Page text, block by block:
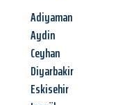
Adiyaman
Aydin
Ceyhan
Diyarbakir
Eskisehir